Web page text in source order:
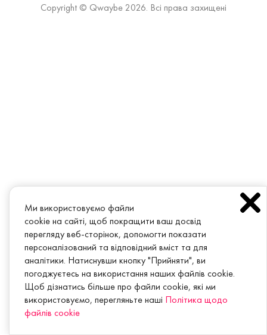
Copyright © Qwaybe 2026. Всі права захищені
Ми використовуємо файли
cookie на сайті, щоб покращити ваш досвід
перегляду веб-сторінок, допомогти показати
персоналізований та відповідний вміст та для
аналітики. Натиснувши кнопку "Прийняти", ви
погоджуєтесь на використання наших файлів cookie.
Щоб дізнатись більше про файли cookie, які ми
використовуємо, перегляньте наші Політика щодо
файлів cookie